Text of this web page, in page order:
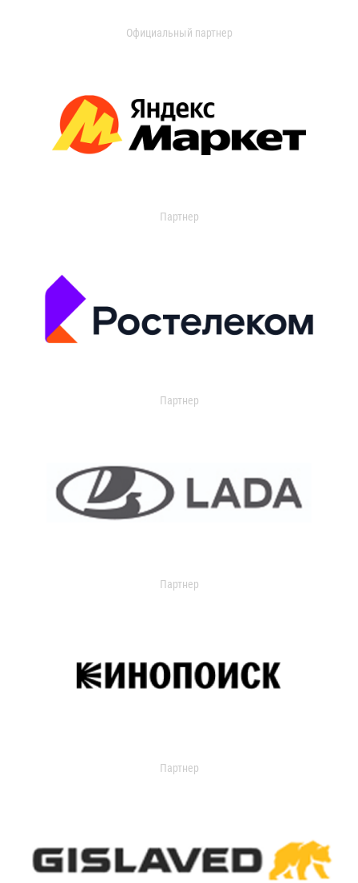
Официальный партнер
Партнер
Партнер
Партнер
Партнер